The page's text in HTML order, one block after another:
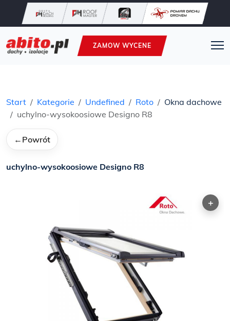
ZAMOW WYCENE
Start Kategorie Undefined Roto
Okna dachowe
uchylno-wysokoosiowe Designo R8
← Powrót
uchylno-wysokoosiowe Designo R8
+